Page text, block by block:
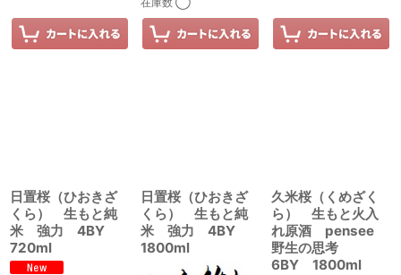
日置桜（ひおきざ
くら） 生もと純
米 強力 4BY
720ml
日置桜（ひおきざ
くら） 生もと純
米 強力 4BY
1800ml
久米桜（くめざく
ら） 生もと火入
れ原酒 pensee
野生の思考
6BY 1800ml